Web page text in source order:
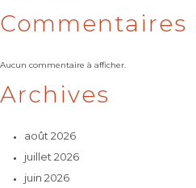
Commentaires
Aucun commentaire à afficher.
Archives
août 2026
juillet 2026
juin 2026